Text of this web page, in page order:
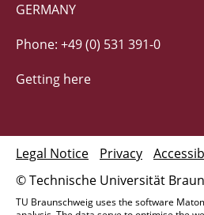
GERMANY
Phone: +49 (0) 531 391-0
Getting here
© Technische Universität
Legal Notice Privacy
TU Braunschweig uses the software